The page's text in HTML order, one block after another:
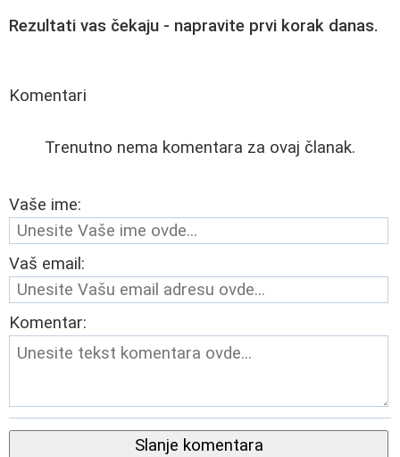
Rezultati vas čekaju - napravite prvi korak danas.
Komentari
Trenutno nema komentara za ovaj članak.
Vaše ime:
Vaš email:
Komentar:
Slanje komentara